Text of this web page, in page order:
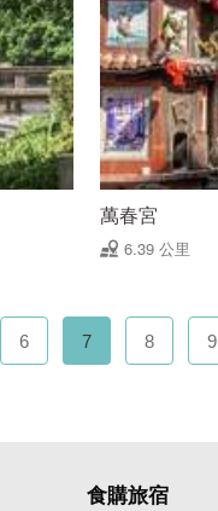
萬春宮
6.39 公里
6 7 8 9
食購旅宿